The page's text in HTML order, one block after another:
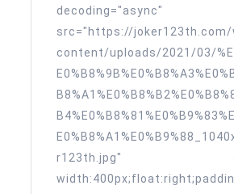
decoding="async"
src="https://joker123th.com/
content/uploads/2021/03/
r123th.jpg"